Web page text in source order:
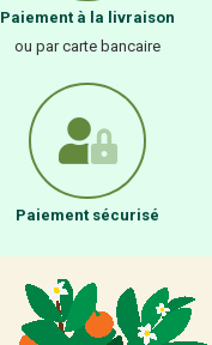
Paiement à la livraison
ou par carte bancaire
Paiement sécurisé